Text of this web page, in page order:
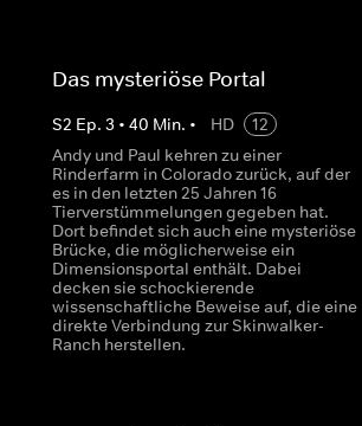
Das mysteriöse Portal
S2 Ep. 3 • 40 Min. • HD
12
Andy und Paul kehren zu einer
Rinderfarm in Colorado zurück, auf der
es in den letzten 25 Jahren 16
Tierverstümmelungen gegeben hat.
Dort befindet sich auch eine mysteriöse
Brücke, die möglicherweise ein
Dimensionsportal enthält. Dabei
decken sie schockierende
wissenschaftliche Beweise auf, die eine
direkte Verbindung zur Skinwalker-
Ranch herstellen.